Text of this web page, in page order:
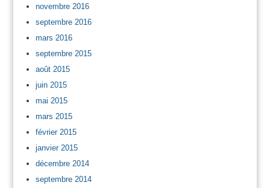
novembre 2016
septembre 2016
mars 2016
septembre 2015
août 2015
juin 2015
mai 2015
mars 2015
février 2015
janvier 2015
décembre 2014
septembre 2014